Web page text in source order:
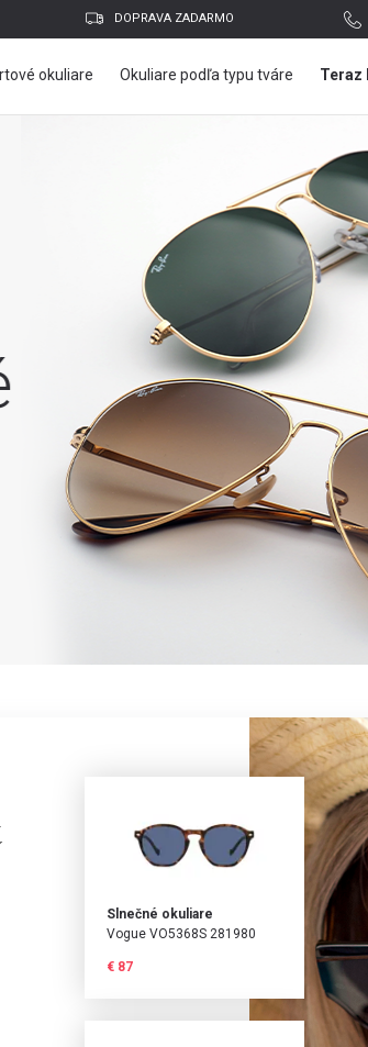
DOPRAVA ZADARMO
okuliare Okuliare podľa typu tváre Teraz
Google účet
Slnečné okuliare
Vogue VO5368S 281980
€ 87